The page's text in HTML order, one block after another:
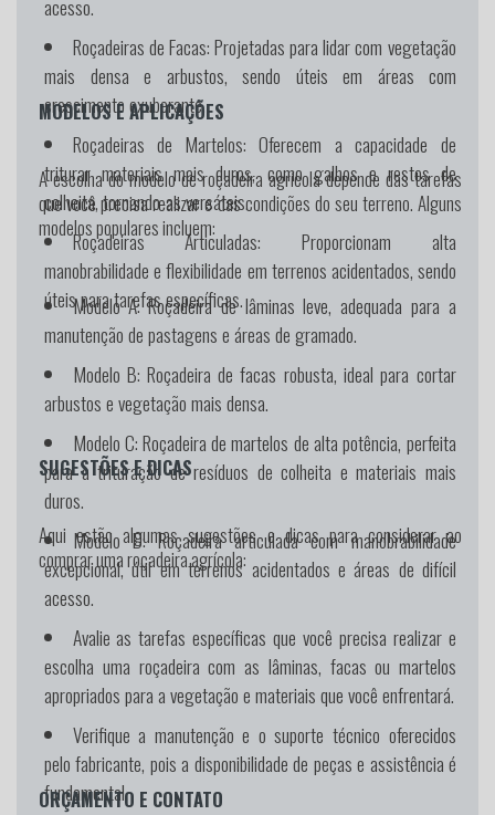
acesso.
Roçadeiras de Facas:Projetadas para lidar com vegetação
mais densa e arbustos, sendo úteis em áreas com
crescimento exuberante.
Roçadeiras de Martelos: Oferecem a capacidade de
triturar materiais mais duros, como galhos e restos de
colheita, tornando-as versáteis.
Roçadeiras Articuladas: Proporcionam alta
manobrabilidade e flexibilidade em terrenos acidentados, sendo
úteis para tarefas específicas.
MODELOS E APLICAÇÕES
A escolha do modelo de roçadeira agrícola depende das tarefas
que você precisa realizar e das condições do seu terreno. Alguns
modelos populares incluem:
Modelo A:Roçadeira de lâminas leve, adequada para a
manutenção de pastagens e áreas de gramado.
Modelo B: Roçadeira de facas robusta, ideal para cortar
arbustos e vegetação mais densa.
Modelo C:Roçadeira de martelos de alta potência, perfeita
para a trituração de resíduos de colheita e materiais mais
duros.
Modelo D:Roçadeira articulada com manobrabilidade
excepcional, útil em terrenos acidentados e áreas de difícil
acesso.
SUGESTÕES E DICAS
Aqui estão algumas sugestões e dicas para considerar ao
comprar uma roçadeira agrícola:
Avalie as tarefas específicas que você precisa realizar e
escolha uma roçadeira com as lâminas, facas ou martelos
apropriados para a vegetação e materiais que você enfrentará.
Verifique a manutenção e o suporte técnico oferecidos
pelo fabricante, pois a disponibilidade de peças e assistência é
fundamental.
ORÇAMENTO E CONTATO